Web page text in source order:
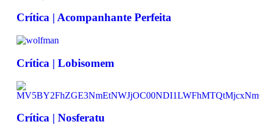
Crítica | Acompanhante Perfeita
Crítica | Lobisomem
Crítica | Nosferatu